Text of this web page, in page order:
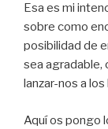
Esa es mi
sobre como
posibilidad de
sea agradable,
lanzar-nos a
Aquí os pongo